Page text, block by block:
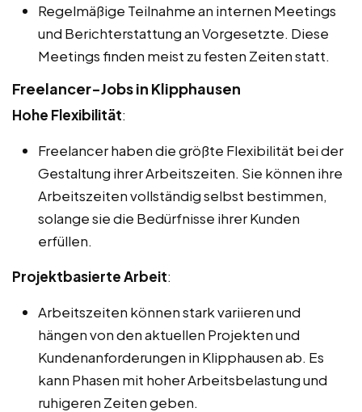
Regelmäßige Teilnahme an internen Meetings
und Berichterstattung an Vorgesetzte. Diese
Meetings finden meist zu festen Zeiten statt.
Freelancer-Jobs in Klipphausen
Hohe Flexibilität:
Freelancer haben die größte Flexibilität bei der
Gestaltung ihrer Arbeitszeiten. Sie können ihre
Arbeitszeiten vollständig selbst bestimmen,
solange sie die Bedürfnisse ihrer Kunden
erfüllen.
Projektbasierte Arbeit:
Arbeitszeiten können stark variieren und
hängen von den aktuellen Projekten und
Kundenanforderungen in Klipphausen ab. Es
kann Phasen mit hoher Arbeitsbelastung und
ruhigeren Zeiten geben.